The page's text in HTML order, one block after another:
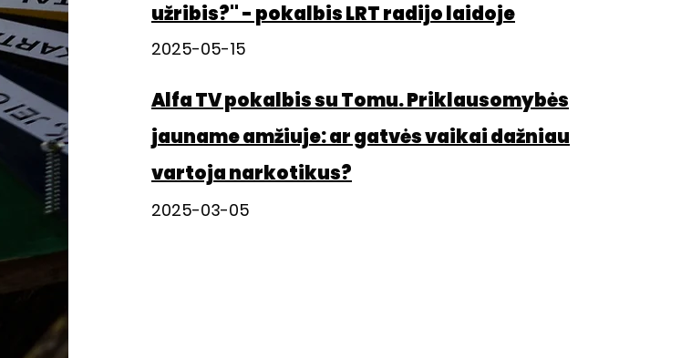
užribis?" - pokalbis LRT radijo laidoje
2025-05-15
Alfa TV pokalbis su Tomu. Priklausomybės
jauname amžiuje: ar gatvės vaikai dažniau
vartoja narkotikus?
2025-03-05